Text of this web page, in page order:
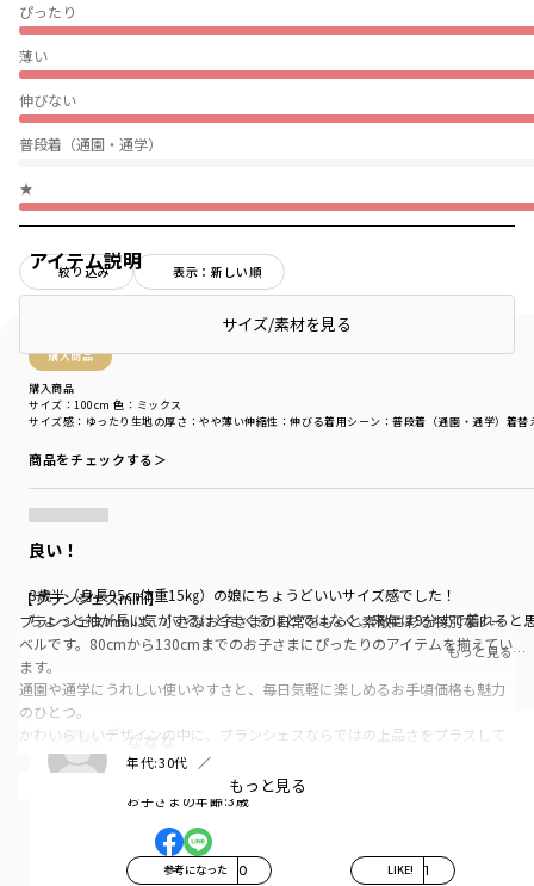
ぴったり
薄い
伸びない
普段着（通園・通学）
★
絞り込み 表示：新しい順
購入商品
購入商品
サイズ感 ：ゆったり 生地の厚さ ：やや薄い伸縮性 ：伸びる着用シーン ：普段着（通園・通学） 着替
サイズ：100cm 色：ミックス
商品をチェックする＞
良い！
3歳半（身長95㎝体重15㎏）の娘にちょうどいいサイズ感でした！
ちょっと袖が長い気がするけどまくるほどではなく、来年は9分丈で着れると
もっと見る…
ななな
年代:30代
女の子
お子さまの年齢:3歳
参考になった 0 LIKE! 1
アイテム説明
サイズ/素材を見る
【ブランシェスmini】
ブランシェスminiは、小さなお子さまの日常をもっと素敵に彩る特別なレー
ベルです。80cmから130cmまでのお子さまにぴったりのアイテムを揃えてい
ます。
通園や通学にうれしい使いやすさと、毎日気軽に楽しめるお手頃価格も魅力
のひとつ。
かわいらしいデザインの中に、ブランシェスならではの上品さをプラスして
おしゃれな着こなしを叶えます。
お子さまの大切な日々に寄り添うブランシェスminiで、もっと楽しく、もっ
・程よい厚みのワッフル生地にお花やハート、ドットなどがプリントされた
もっと見る